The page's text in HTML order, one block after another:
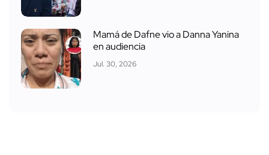
Mamá de Dafne vio a Danna Yanina
en audiencia
Jul. 30, 2026